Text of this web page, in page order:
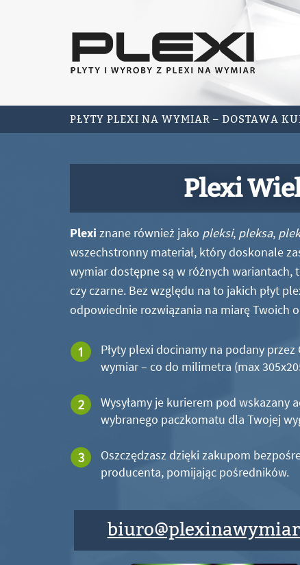
PŁYTY PLEXI NA WYMIAR – DOSTAWA
Plexi
Plexi znane również jako pleksi, pleksa,
wszechstronny materiał, który doskonale
wymiar dostępne są w różnych wariantach,
czy czarne. Bez względu na to jakich płyt
odpowiednie rozwiązania na miarę Twoich
Płyty plexi docinamy na podany przez
wymiar – co do milimetra (max
Wysyłamy je kurierem pod wskazany
wybranego paczkomatu dla Twojej
Oszczędzasz dzięki zakupom
producenta, pomijając pośredników.